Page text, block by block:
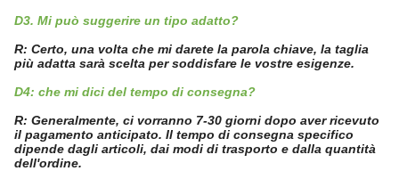
D3. Mi può suggerire un tipo adatto?
R: Certo, una volta che mi darete la parola chiave, la taglia
più adatta sarà scelta per soddisfare le vostre esigenze.
D4: che mi dici del tempo di consegna?
R: Generalmente, ci vorranno 7-30 giorni dopo aver ricevuto
il pagamento anticipato. Il tempo di consegna specifico
dipende dagli articoli, dai modi di trasporto e dalla quantità
dell'ordine.